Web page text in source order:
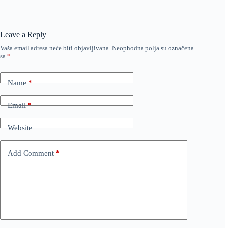
Leave a Reply
Vaša email adresa neće biti objavljivana. Neophodna polja su označena
sa *
Name*
Email*
Website
Add Comment *